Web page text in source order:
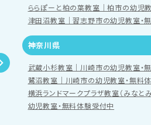
ららぽーと柏の葉教室｜柏市の幼児
津田沼教室｜習志野市の幼児教室・
神奈川県
武蔵小杉教室｜川崎市の幼児教室・
鷺沼教室｜川崎市の幼児教室・無料
横浜ランドマークプラザ教室（みなと
幼児教室・無料体験受付中